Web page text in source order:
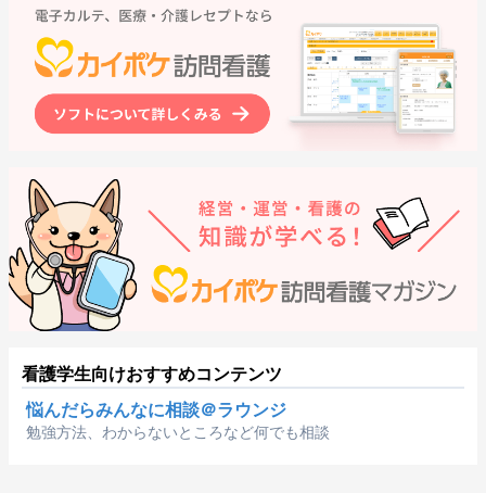
看護学生向けおすすめコンテンツ
悩んだらみんなに相談＠ラウンジ
勉強方法、わからないところなど何でも相談